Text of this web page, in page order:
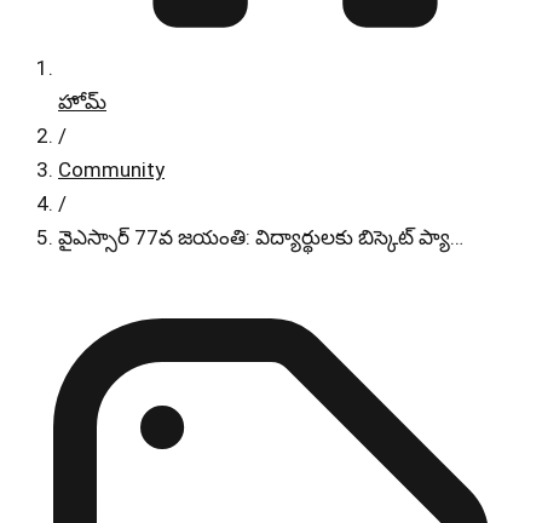
హోమ్
/
Community
/
వైఎస్సార్ 77వ జయంతి: విద్యార్థులకు బిస్కెట్ ప్యా…